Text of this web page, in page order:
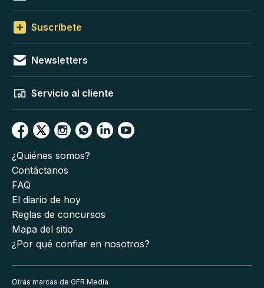
Suscríbete
Newsletters
Servicio al cliente
¿Quiénes somos?
Contáctanos
FAQ
El diario de hoy
Reglas de concursos
Mapa del sitio
¿Por qué confiar en nosotros?
Otras marcas de GFR Media